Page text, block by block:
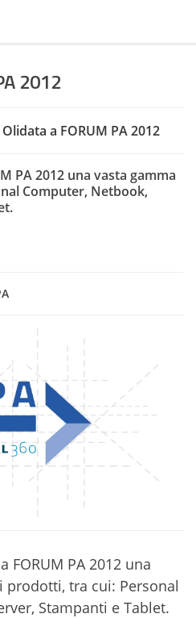
2012
Olidata a FORUM PA 2012
PA 2012 una vasta gamma
Computer, Netbook,
FORUM PA 2012 una
prodotti, tra cui: Personal
Stampanti e Tablet.